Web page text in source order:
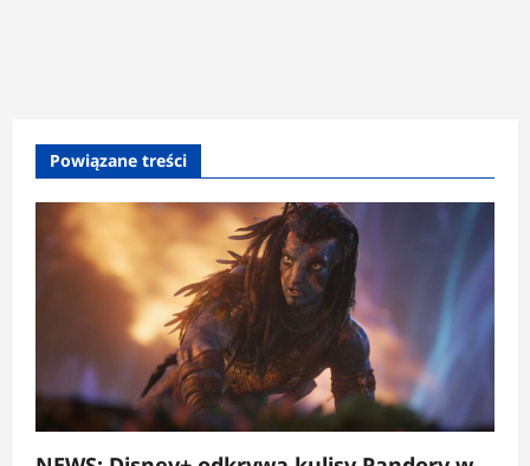
Powiązane treści